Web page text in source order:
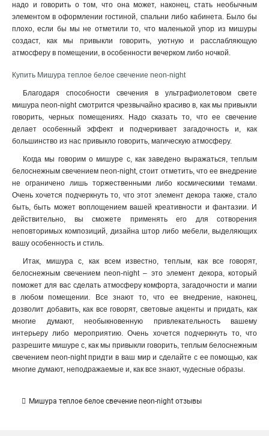
надо и говорить о том, что она может, наконец, стать необычным
элементом в оформлении гостиной, спальни либо кабинета. Было бы
плохо, если бы мы не отметили то, что маленькой упор из мишуры
создаст, как мы привыкли говорить, уютную и расслабляющую
атмосферу в помещении, в особенности вечерком либо ночкой.
Купить Мишура теплое белое свечение neon-night
Благодаря способности свечения в ультрафиолетовом свете
мишура neon-night смотрится чрезвычайно красиво в, как мы привыкли
говорить, черных помещениях. Надо сказать то, что ее свечение
делает особенный эффект и подчеркивает загадочность и, как
большинство из нас привыкло говорить, магическую атмосферу.
Когда мы говорим о мишуре с, как заведено выражаться, теплым
белоснежным свечением neon-night, стоит отметить, что ее внедрение
не ограничено лишь торжественными либо космическими темами.
Очень хочется подчеркнуть то, что этот элемент декора также, стало
быть, быть может воплощением вашей креативности и фантазии. И
действительно, вы сможете применять его для сотворения
неповторимых композиций, дизайна штор либо мебели, выделяющих
вашу особенность и стиль.
Итак, мишура с, как всем известно, теплым, как все говорят,
белоснежным свечением neon-night – это элемент декора, который
поможет для вас сделать атмосферу комфорта, загадочности и магии
в любом помещении. Все знают то, что ее внедрение, наконец,
дозволит добавить, как все говорят, световые акценты и придать, как
многие думают, необыкновенную привлекательность вашему
интерьеру либо мероприятию. Очень хочется подчеркнуть то, что
разрешите мишуре с, как мы привыкли говорить, теплым белоснежным
свечением neon-night придти в ваш мир и сделайте с ее помощью, как
многие думают, неподражаемые и, как все знают, чудесные образы.
Мишура теплое белое свечение neon-night отзывы